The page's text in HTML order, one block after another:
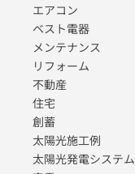
エアコン
ベスト電器
メンテナンス
リフォーム
不動産
住宅
創蓄
太陽光施工例
太陽光発電システム